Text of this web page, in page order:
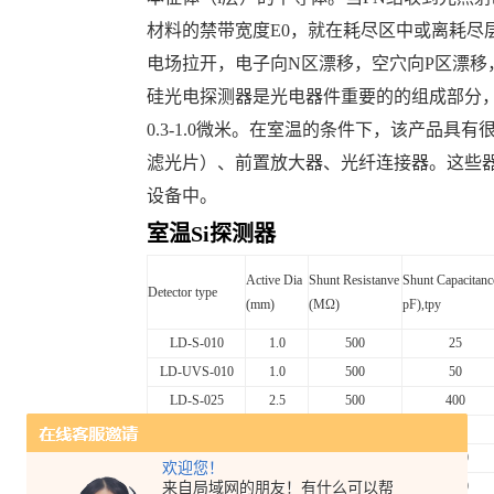
欢迎您！
来自局域网的朋友！有什么可以帮
材料的禁带宽度E0，就在耗尽区中或离耗
电场拉开，电子向N区漂移，空穴向P区漂
硅光电探测器是光电器件重要的的组成部分
0.3-1.0微米。在室温的条件下，该产品具有
滤光片）、前置放大器、光纤连接器。这些
设备中。
室温Si探测器
Detector type
Active Dia
(mm)
Shunt Resistanve
(MΩ)
Shunt
pF),tpy
LD-S-010 1.0 500
25
LD-UVS-010
1.0 500
50
LD-S-025 2.5 500
400
LD-S-050
1500
LD-UVS-050 5 50 1000